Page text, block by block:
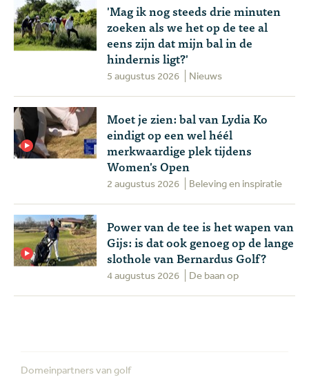
'Mag ik nog steeds drie minuten
zoeken als we het op de tee al
eens zijn dat mijn bal in de
hindernis ligt?'
5 augustus 2026 Nieuws
Moet je zien: bal van Lydia Ko
eindigt op een wel héél
merkwaardige plek tijdens
Women's Open
2 augustus 2026 Beleving en inspiratie
Power van de tee is het wapen van
Gijs: is dat ook genoeg op de lange
slothole van Bernardus Golf?
4 augustus 2026 De baan op
Domeinpartners van golf